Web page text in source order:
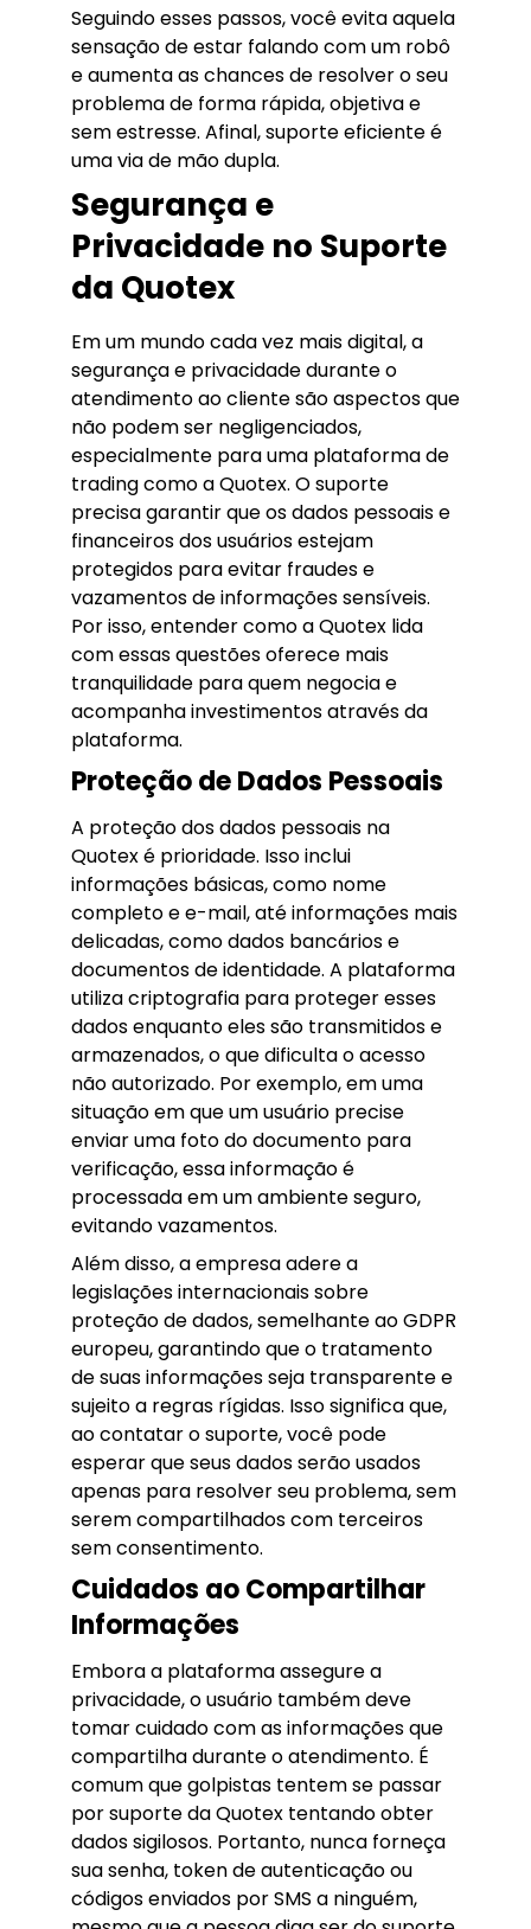
Seguindo esses passos, você evita aquela
sensação de estar falando com um robô
e aumenta as chances de resolver o seu
problema de forma rápida, objetiva e
sem estresse. Afinal, suporte eficiente é
uma via de mão dupla.
Segurança e
Privacidade no Suporte
da Quotex
Em um mundo cada vez mais digital, a
segurança e privacidade durante o
atendimento ao cliente são aspectos que
não podem ser negligenciados,
especialmente para uma plataforma de
trading como a Quotex. O suporte
precisa garantir que os dados pessoais e
financeiros dos usuários estejam
protegidos para evitar fraudes e
vazamentos de informações sensíveis.
Por isso, entender como a Quotex lida
com essas questões oferece mais
tranquilidade para quem negocia e
acompanha investimentos através da
plataforma.
Proteção de Dados Pessoais
A proteção dos dados pessoais na
Quotex é prioridade. Isso inclui
informações básicas, como nome
completo e e-mail, até informações mais
delicadas, como dados bancários e
documentos de identidade. A plataforma
utiliza criptografia para proteger esses
dados enquanto eles são transmitidos e
armazenados, o que dificulta o acesso
não autorizado. Por exemplo, em uma
situação em que um usuário precise
enviar uma foto do documento para
verificação, essa informação é
processada em um ambiente seguro,
evitando vazamentos.
Além disso, a empresa adere a
legislações internacionais sobre
proteção de dados, semelhante ao GDPR
europeu, garantindo que o tratamento
de suas informações seja transparente e
sujeito a regras rígidas. Isso significa que,
ao contatar o suporte, você pode
esperar que seus dados serão usados
apenas para resolver seu problema, sem
serem compartilhados com terceiros
sem consentimento.
Cuidados ao Compartilhar
Informações
Embora a plataforma assegure a
privacidade, o usuário também deve
tomar cuidado com as informações que
compartilha durante o atendimento. É
comum que golpistas tentem se passar
por suporte da Quotex tentando obter
dados sigilosos. Portanto, nunca forneça
sua senha, token de autenticação ou
códigos enviados por SMS a ninguém,